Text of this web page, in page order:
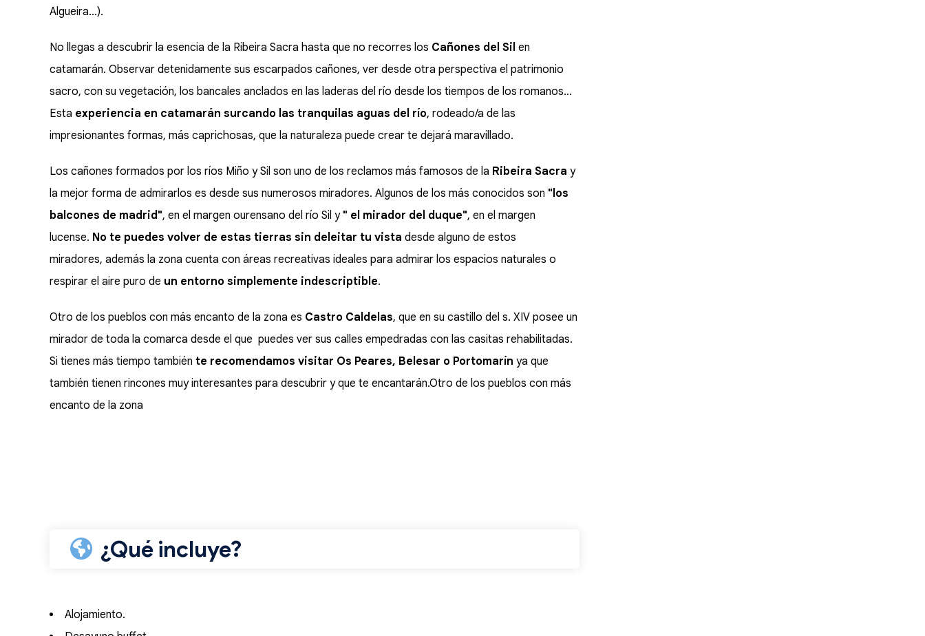
Algueira…).
No llegas a descubrir la esencia de la Ribeira Sacra hasta que no recorres los Cañones del Sil en
catamarán. Observar detenidamente sus escarpados cañones, ver desde otra perspectiva el patrimonio
sacro, con su vegetación, los bancales anclados en las laderas del río desde los tiempos de los romanos…
Esta experiencia en catamarán surcando las tranquilas aguas del río, rodeado/a de las
impresionantes formas, más caprichosas, que la naturaleza puede crear te dejará maravillado.
Los cañones formados por los ríos Miño y Sil son uno de los reclamos más famosos de la Ribeira Sacra y
la mejor forma de admirarlos es desde sus numerosos miradores. Algunos de los más conocidos son "los
balcones de madrid", en el margen ourensano del río Sil y " el mirador del duque", en el margen
lucense. No te puedes volver de estas tierras sin deleitar tu vista desde alguno de estos
miradores, además la zona cuenta con áreas recreativas ideales para admirar los espacios naturales o
respirar el aire puro de un entorno simplemente indescriptible.
Otro de los pueblos con más encanto de la zona es Castro Caldelas, que en su castillo del s. XIV posee un
mirador de toda la comarca desde el que puedes ver sus calles empedradas con las casitas rehabilitadas.
Si tienes más tiempo también te recomendamos visitar Os Peares, Belesar o Portomarín ya que
también tienen rincones muy interesantes para descubrir y que te encantarán.Otro de los pueblos con más
encanto de la zona
¿Qué incluye?
Alojamiento.